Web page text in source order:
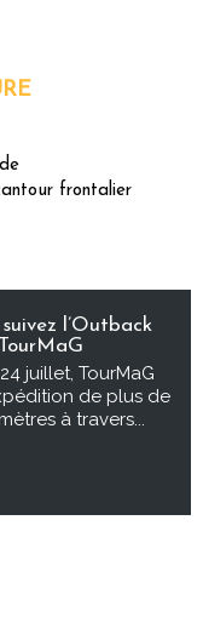
frontalier
l’Outback
juillet, TourMaG
de plus de
à travers...